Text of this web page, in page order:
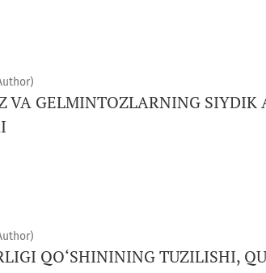
VA GELMINTOZLARNING SIYDIK
QO‘SHININING TUZILISHI,